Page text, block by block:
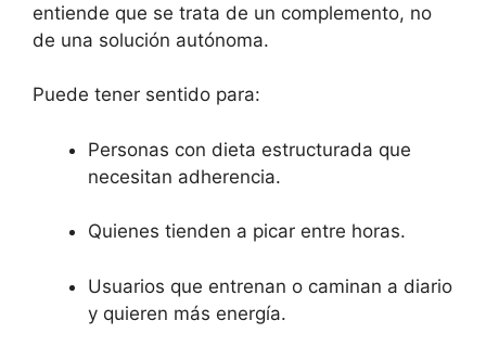
entiende que se trata de un complemento, no
de una solución autónoma.
Puede tener sentido para:
Personas con dieta estructurada que
necesitan adherencia.
Quienes tienden a picar entre horas.
Usuarios que entrenan o caminan a diario
y quieren más energía.